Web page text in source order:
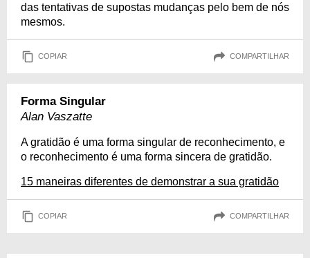
das tentativas de supostas mudanças pelo bem de nós
mesmos.
COPIAR COMPARTILHAR
Forma Singular
Alan Vaszatte
A gratidão é uma forma singular de reconhecimento, e
o reconhecimento é uma forma sincera de gratidão.
15 maneiras diferentes de demonstrar a sua gratidão
COPIAR COMPARTILHAR